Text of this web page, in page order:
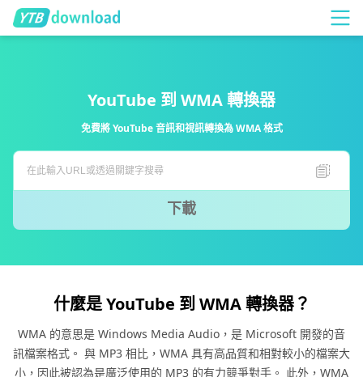
YouTube 到 WMA 轉換器
免費將 YouTube 音訊和視訊轉換為 WMA 格式
下載
什麼是 YouTube 到 WMA 轉換器？
WMA 的意思是 Windows Media Audio，是 Microsoft 開發的音
訊檔案格式。 與 MP3 相比，WMA 具有高品質和相對較小的檔案大
小，因此被認為是廣泛使用的 MP3 的有力競爭對手。 此外，WMA